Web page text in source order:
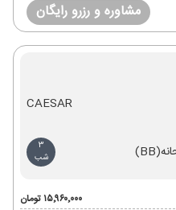
مشاوره و رزرو رایگان
CAESAR
(BB)
3
شب
۱۵٬۹۶۰٬۰۰۰ تومان